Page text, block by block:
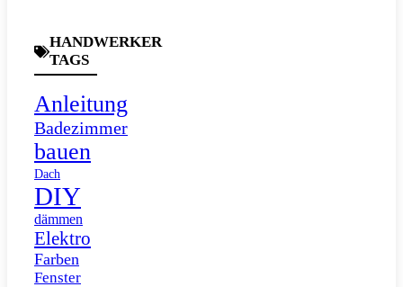
HANDWERKER
TAGS
Anleitung
Badezimmer
bauen
Dach
DIY
dämmen
Elektro
Farben
Fenster